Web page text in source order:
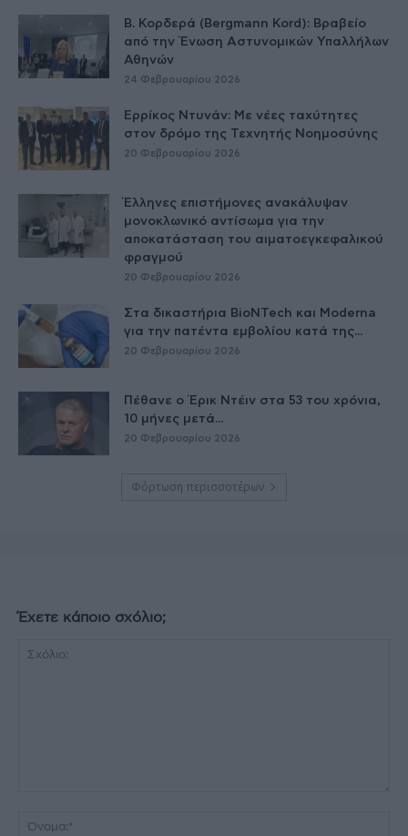
Β. Κορδερά (Bergmann Kord): Βραβείο
από την Ένωση Αστυνομικών Υπαλλήλων
Αθηνών
24 Φεβρουαρίου 2026
Ερρίκος Ντυνάν: Με νέες ταχύτητες
στον δρόμο της Τεχνητής Νοημοσύνης
20 Φεβρουαρίου 2026
Έλληνες επιστήμονες ανακάλυψαν
μονοκλωνικό αντίσωμα για την
αποκατάσταση του αιματοεγκεφαλικού
φραγμού
20 Φεβρουαρίου 2026
Στα δικαστήρια BioNTech και Moderna
για την πατέντα εμβολίου κατά της...
20 Φεβρουαρίου 2026
Πέθανε ο Έρικ Ντέιν στα 53 του χρόνια,
10 μήνες μετά...
20 Φεβρουαρίου 2026
Φόρτωση περισσοτέρων
Έχετε κάποιο σχόλιο;